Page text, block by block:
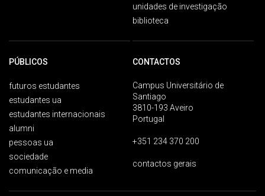
unidades de investigação
biblioteca
PÚBLICOS
futuros estudantes
estudantes ua
estudantes internacionais
alumni
pessoas ua
sociedade
comunicação e media
CONTACTOS
Campus Universitário de
Santiago
3810-193 Aveiro
Portugal
+351 234 370 200
contactos gerais